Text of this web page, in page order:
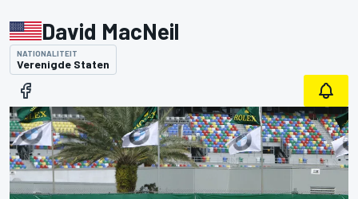
David MacNeil
NATIONALITEIT
Verenigde Staten